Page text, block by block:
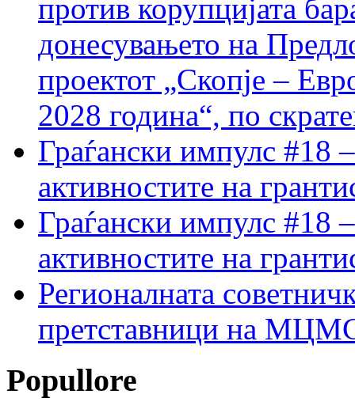
против корупцијата
донесувањето на
проектот „Скопје –
2028 година“, по
Граѓански импулс #18
активностите на
Граѓански импулс #18
активностите на
Регионалната
претставници на МЦМС
Popullore